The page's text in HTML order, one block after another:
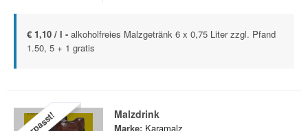
€ 1,10 / l - alkoholfreies Malzgetränk 6 x 0,75 Liter zzgl. Pfand
1.50, 5 + 1 gratis
Malzdrink
Marke: Karamalz